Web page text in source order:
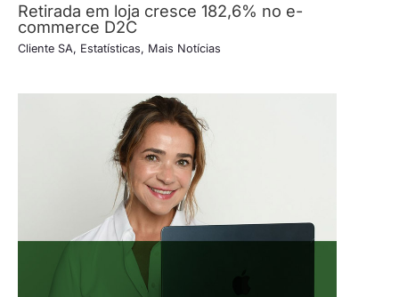
Retirada em loja cresce 182,6% no e-
commerce D2C
Cliente SA, Estatísticas, Mais Notícias